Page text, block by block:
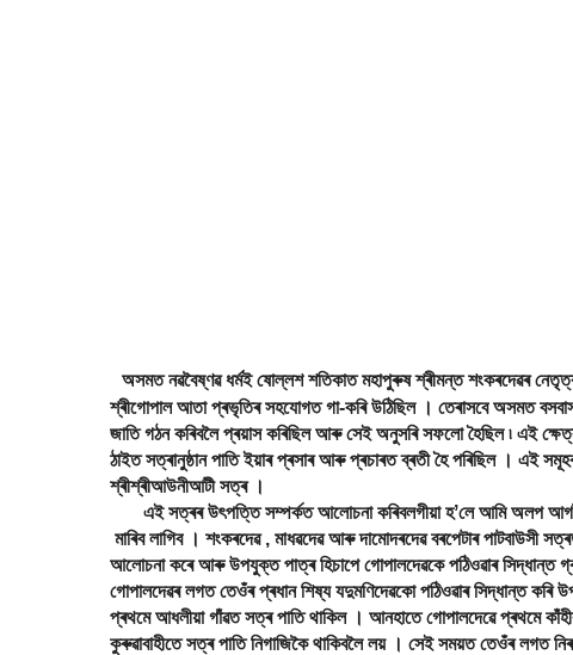
অসমত নৱবৈষ্ণৱ ধৰ্মই ষোল্লশ শতিকাত মহাপুৰুষ শ্ৰীমন্ত শংকৰদেৱৰ
শ্ৰীগোপাল আতা প্ৰভৃতিৰ সহযোগত গা-কৰি উঠিছিল । তেৰাসবে অসমত
জাতি গঠন কৰিবলৈ প্ৰয়াস কৰিছিল আৰু সেই অনুসৰি সফলো হৈছিল ৷ এই
ঠাইত সত্ৰানুষ্ঠান পাতি ইয়াৰ প্ৰসাৰ আৰু প্ৰচাৰত ব্ৰতী হৈ পৰিছিল । এই
শ্ৰীশ্ৰীআউনীআটী সত্ৰ ।
এই সত্ৰৰ উৎপত্তি সম্পৰ্কত আলোচনা কৰিবলগীয়া হʼলে আমি অলপ
মাৰিব লাগিব । শংকৰদেৱ , মাধৱদেৱ আৰু দামোদৰদেৱ বৰপেটাৰ পাটবাউসী
আলোচনা কৰে আৰু উপযুক্ত পাত্ৰ হিচাপে গোপালদেৱকে পঠিওৱাৰ সিদ্ধান্ত
গোপালদেৱৰ লগত তেওঁৰ প্ৰধান শিষ্য যদুমণিদেৱকো পঠিওৱাৰ সিদ্ধান্ত কৰি
প্ৰথমে আধলীয়া গাঁৱত সত্ৰ পাতি থাকিল । আনহাতে গোপালদেৱে প্ৰথমে
কুৰুৱাবাহীতে সত্ৰ পাতি নিগাজিকৈ থাকিবলৈ লয় । সেই সময়ত তেওঁৰ লগত